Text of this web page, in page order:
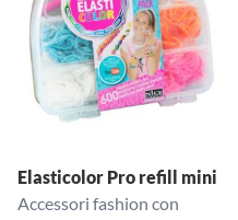
Elasticolor Pro refill mini
Accessori fashion con